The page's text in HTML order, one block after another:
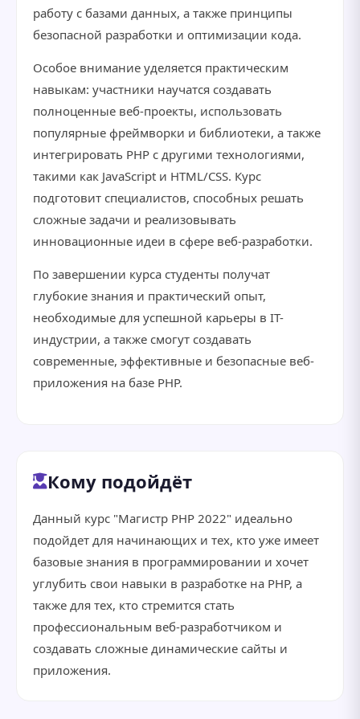
работу с базами данных, а также принципы
безопасной разработки и оптимизации кода.
Особое внимание уделяется практическим
навыкам: участники научатся создавать
полноценные веб-проекты, использовать
популярные фреймворки и библиотеки, а также
интегрировать PHP с другими технологиями,
такими как JavaScript и HTML/CSS. Курс
подготовит специалистов, способных решать
сложные задачи и реализовывать
инновационные идеи в сфере веб-разработки.
По завершении курса студенты получат
глубокие знания и практический опыт,
необходимые для успешной карьеры в IT-
индустрии, а также смогут создавать
современные, эффективные и безопасные веб-
приложения на базе PHP.
Кому подойдёт
Данный курс "Магистр PHP 2022" идеально
подойдет для начинающих и тех, кто уже имеет
базовые знания в программировании и хочет
углубить свои навыки в разработке на PHP, а
также для тех, кто стремится стать
профессиональным веб-разработчиком и
создавать сложные динамические сайты и
приложения.